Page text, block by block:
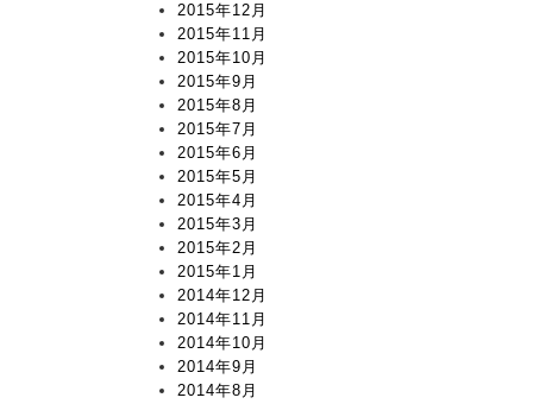
2015年12月
2015年11月
2015年10月
2015年9月
2015年8月
2015年7月
2015年6月
2015年5月
2015年4月
2015年3月
2015年2月
2015年1月
2014年12月
2014年11月
2014年10月
2014年9月
2014年8月